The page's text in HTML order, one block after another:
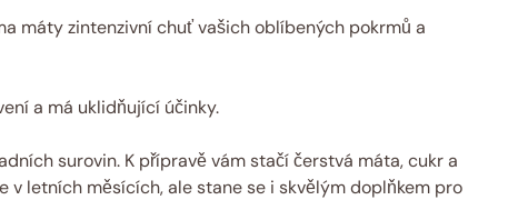
máty zintenzivní chuť vašich oblíbených pokrmů a
a má uklidňující účinky.
surovin. K přípravě vám stačí čerstvá máta, cukr a
letních měsících, ale stane se i skvělým doplňkem pro